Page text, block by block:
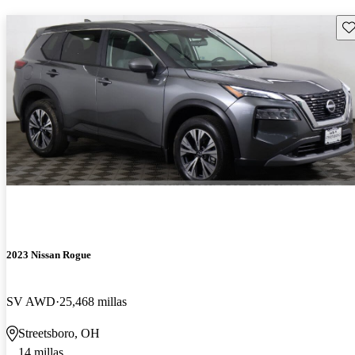
2023 Nissan Rogue
SV AWD 25,468 millas
Streetsboro, OH